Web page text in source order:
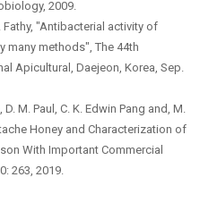
2009.
Fathy, "Antibacterial activity of
methods", The 44th
Apicultural, Daejeon, Korea, Sep.
M. Paul, C. K. Edwin Pang and, M.
Honey and Characterization of
With Important Commercial
263, 2019.